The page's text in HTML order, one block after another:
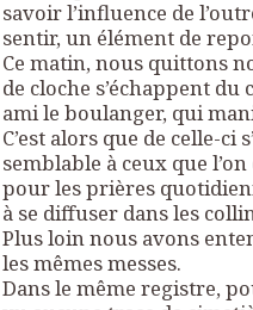
savoir l’influence de
sentir, un élément de
Ce matin, nous quittons
de cloche s’échappent
ami le boulanger, qui
C’est alors que de celle-
semblable à ceux que
pour les prières
à se diffuser dans les
Plus loin nous avons
les mêmes messes.
Dans le même registre,